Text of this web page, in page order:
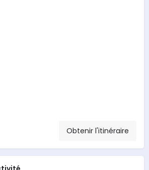
Obtenir l'itinéraire